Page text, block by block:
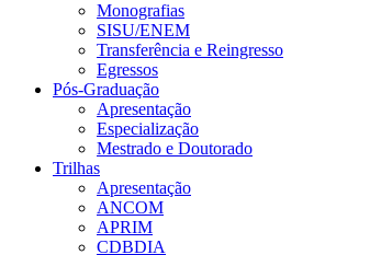
Monografias
SISU/ENEM
Transferência e Reingresso
Egressos
Pós-Graduação
Apresentação
Especialização
Mestrado e Doutorado
Trilhas
Apresentação
ANCOM
APRIM
CDBDIA